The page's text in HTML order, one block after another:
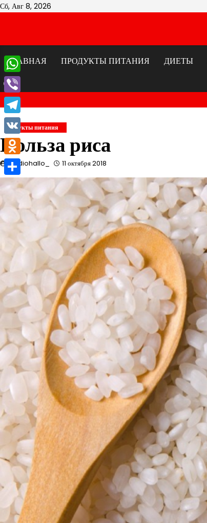
Перейти
Сб, Авг 8, 2026
ГЛАВНАЯ
ПРОДУКТЫ ПИТАНИЯ ДИЕТЫ
Продукты питания
Польза риса
studiohallo_ 11 октября 2018
WhatsApp
Viber
Telegram
VK
Odnoklassniki
Отправить